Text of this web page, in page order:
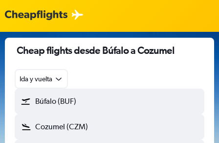
Cheap flights desde Búfalo a Cozumel
Ida y vuelta
Búfalo (BUF)
Cozumel (CZM)